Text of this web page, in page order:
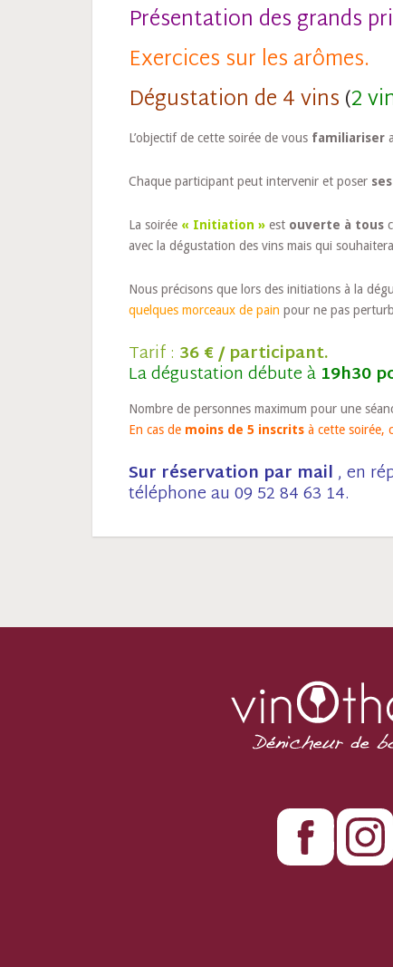
Présentation des grands
Exercices sur les arômes.
Dégustation de 4 vins(2
L’objectif de cette soirée de vousfamiliariser
Chaque participant peut intervenir et poser
La soirée « Initiation »est ouverte à tous
avec la dégustation des vins mais qui
Nous précisons que lors des initiations à la
quelques morceaux de pain pour ne pas
Tarif : 36 € / participant.
La dégustation débute à 19h30
Nombre de personnes maximum pour une
En cas de moins de 5 inscritsà cette soirée,
Sur réservation par mail, en
téléphone au 09 52 84 63 14.